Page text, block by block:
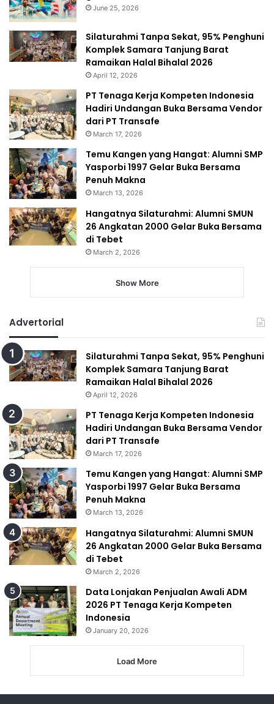
June 25, 2026
Silaturahmi Tanpa Sekat, 95% Penghuni
Komplek Samara Tanjung Barat
Ramaikan Halal Bihalal 2026
April 12, 2026
PT Tenaga Kerja Kompeten Indonesia
Hadiri Undangan Buka Bersama Vendor
dari PT Transafe
March 17, 2026
Temu Kangen yang Hangat: Alumni SMP
Yasporbi 1997 Gelar Buka Bersama
Penuh Makna
March 13, 2026
Hangatnya Silaturahmi: Alumni SMUN
26 Angkatan 2000 Gelar Buka Bersama
di Tebet
March 2, 2026
Show More
Advertorial
Silaturahmi Tanpa Sekat, 95% Penghuni
Komplek Samara Tanjung Barat
Ramaikan Halal Bihalal 2026
April 12, 2026
PT Tenaga Kerja Kompeten Indonesia
Hadiri Undangan Buka Bersama Vendor
dari PT Transafe
March 17, 2026
Temu Kangen yang Hangat: Alumni SMP
Yasporbi 1997 Gelar Buka Bersama
Penuh Makna
March 13, 2026
Hangatnya Silaturahmi: Alumni SMUN
26 Angkatan 2000 Gelar Buka Bersama
di Tebet
March 2, 2026
Data Lonjakan Penjualan Awali ADM
2026 PT Tenaga Kerja Kompeten
Indonesia
January 20, 2026
Load More